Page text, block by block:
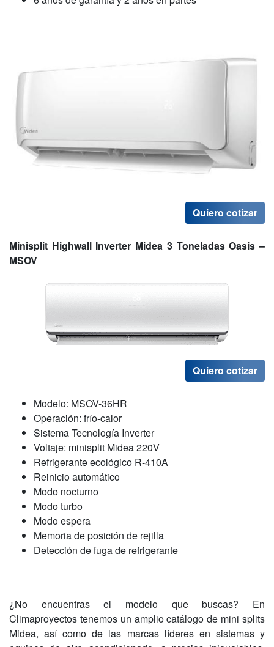
Quiero cotizar
Minisplit Highwall Inverter Midea 3 Toneladas Oasis –
MSOV
Quiero cotizar
Modelo: MSOV-36HR
Operación: frío-calor
Sistema Tecnología Inverter
Voltaje: minisplit Midea 220V
Refrigerante ecológico R-410A
Reinicio automático
Modo nocturno
Modo turbo
Modo espera
Memoria de posición de rejilla
Detección de fuga de refrigerante
¿No encuentras el modelo que buscas? En
Climaproyectos tenemos un amplio catálogo de mini splits
Midea, así como de las marcas líderes en sistemas y